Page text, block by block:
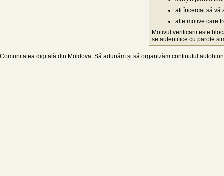
ați încercat să vă
alte motive care
Motivul verificarii este
se autentifice cu parole
Comunitatea digitală din Moldova. Să adunăm și să organizăm conținutul